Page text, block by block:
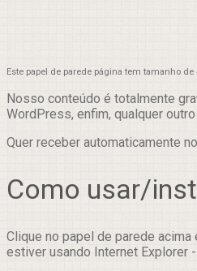
Este papel de parede página tem tamanho de
Nosso conteúdo é totalmente
WordPress, enfim, qualquer
Quer receber automaticamente
Como usar/
Clique no papel de parede
estiver usando Internet Explorer